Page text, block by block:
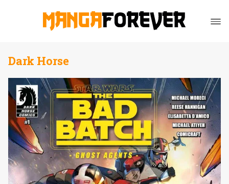
Dark Horse